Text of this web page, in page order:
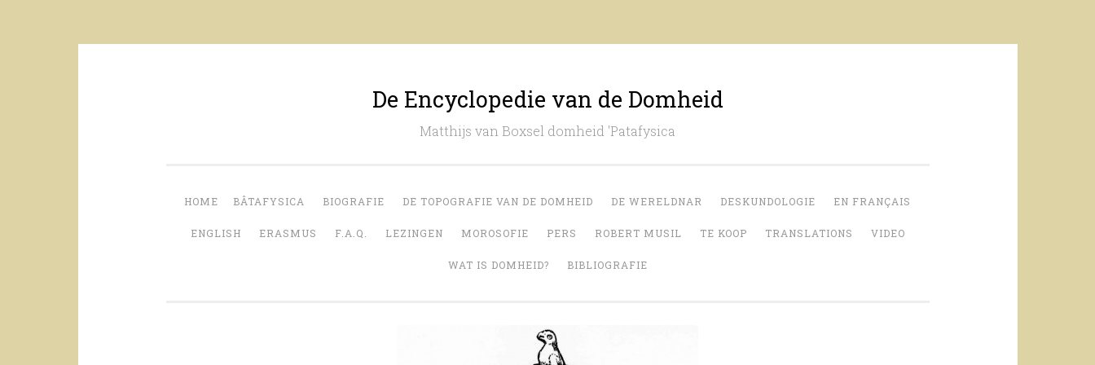
De Encyclopedie van de Domheid
Matthijs van Boxsel domheid 'Patafysica
HOME BÂTAFYSICA BIOGRAFIE DE TOPOGRAFIE VAN DE DOMHEID DE WERELDNAR DESKUNDOLOGIE EN FRANÇAIS
ENGLISH ERASMUS F.A.Q. LEZINGEN MOROSOFIE PERS ROBERT MUSIL TE KOOP TRANSLATIONS VIDEO
WAT IS DOMHEID? BIBLIOGRAFIE